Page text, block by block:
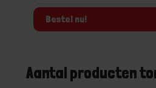
Bestel nu!
Aantal producten